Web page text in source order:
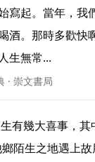
寫起。當年，我
酒。那時多歡快
生無常...
· 崇文書局
陌生之地遇上